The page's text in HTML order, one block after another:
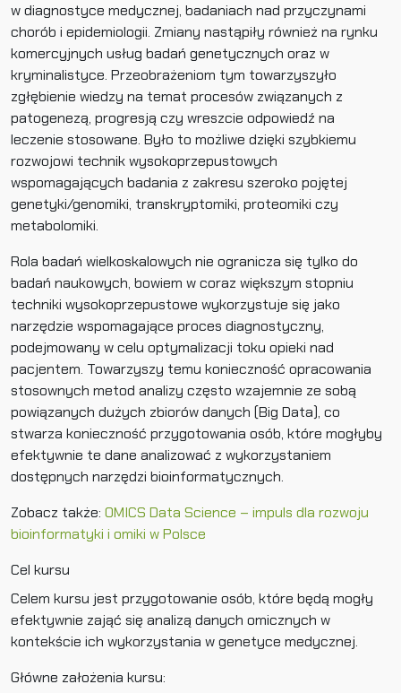
w diagnostyce medycznej, badaniach nad przyczynami
chorób i epidemiologii. Zmiany nastąpiły również na rynku
komercyjnych usług badań genetycznych oraz w
kryminalistyce. Przeobrażeniom tym towarzyszyło
zgłębienie wiedzy na temat procesów związanych z
patogenezą, progresją czy wreszcie odpowiedź na
leczenie stosowane. Było to możliwe dzięki szybkiemu
rozwojowi technik wysokoprzepustowych
wspomagających badania z zakresu szeroko pojętej
genetyki/genomiki, transkryptomiki, proteomiki czy
metabolomiki.
Rola badań wielkoskalowych nie ogranicza się tylko do
badań naukowych, bowiem w coraz większym stopniu
techniki wysokoprzepustowe wykorzystuje się jako
narzędzie wspomagające proces diagnostyczny,
podejmowany w celu optymalizacji toku opieki nad
pacjentem. Towarzyszy temu konieczność opracowania
stosownych metod analizy często wzajemnie ze sobą
powiązanych dużych zbiorów danych (Big Data), co
stwarza konieczność przygotowania osób, które mogłyby
efektywnie te dane analizować z wykorzystaniem
dostępnych narzędzi bioinformatycznych.
Zobacz także: OMICS Data Science – impuls dla rozwoju
bioinformatyki i omiki w Polsce
Cel kursu
Celem kursu jest przygotowanie osób, które będą mogły
efektywnie zająć się analizą danych omicznych w
kontekście ich wykorzystania w genetyce medycznej.
Główne założenia kursu: